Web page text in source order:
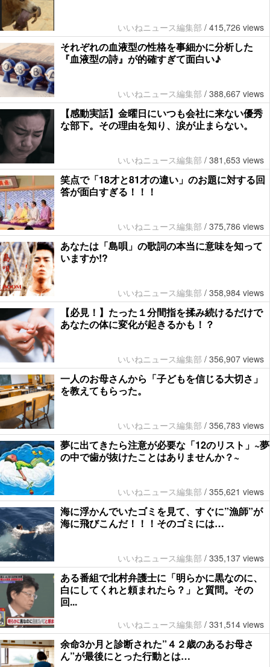
いいねニュース編集部 / 415,726 views
それぞれの血液型の性格を事細かに分析した
『血液型の詩』が的確すぎて面白い♪
いいねニュース編集部 / 388,667 views
【感動実話】金曜日にいつも会社に来ない優秀
な部下。その理由を知り、涙が止まらない。
いいねニュース編集部 / 381,653 views
笑点で「18才と81才の違い」のお題に対する回
答が面白すぎる！！！
いいねニュース編集部 / 375,786 views
あなたは「島唄」の歌詞の本当に意味を知って
いますか!?
いいねニュース編集部 / 358,984 views
【必見！】たった１分間指を揉み続けるだけで
あなたの体に変化が起きるかも！？
いいねニュース編集部 / 356,907 views
一人のお母さんから「子どもを信じる大切さ」
を教えてもらった。
いいねニュース編集部 / 356,783 views
夢に出てきたら注意が必要な「12のリスト」~夢
の中で歯が抜けたことはありませんか？~
いいねニュース編集部 / 355,621 views
海に浮かんでいたゴミを見て、すぐに”漁師”が
海に飛びこんだ！！！そのゴミには…
いいねニュース編集部 / 335,137 views
ある番組で北村弁護士に「明らかに黒なのに、
白にしてくれと頼まれたら？」と質問。その
回...
いいねニュース編集部 / 331,514 views
余命3か月と診断された”４２歳のあるお母さ
ん”が最後にとった行動とは…